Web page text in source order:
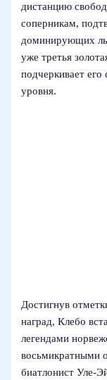
дистанцию
соперникам,
доминирующих
уже третья
подчеркивает
уровня.
Достигнув
наград, Клебо
легендами
восьмикратными
биатлонист